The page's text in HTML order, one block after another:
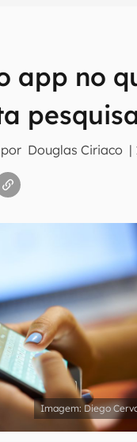
app no
Douglas Ciriaco |
do mundo
Canaltech e receba
e concordo com os Termos
Diego